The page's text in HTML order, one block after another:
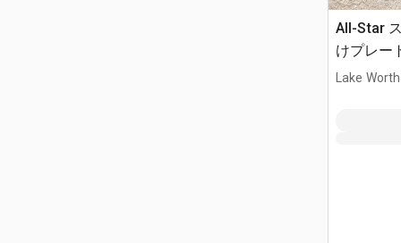
All-Star
けプレー
Lake